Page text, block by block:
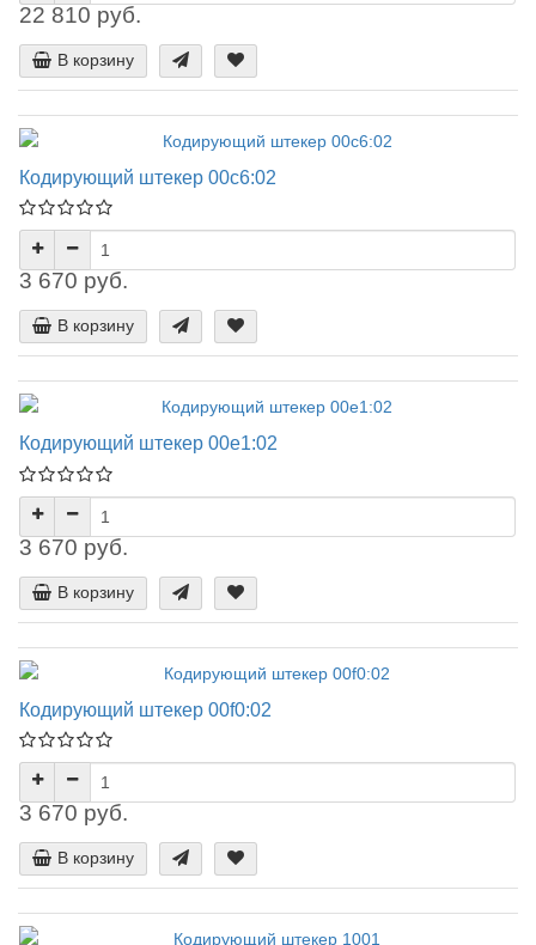
22 810 руб.
В корзину
Кодирующий штекер 00c6:02
3 670 руб.
В корзину
Кодирующий штекер 00e1:02
3 670 руб.
В корзину
Кодирующий штекер 00f0:02
3 670 руб.
В корзину